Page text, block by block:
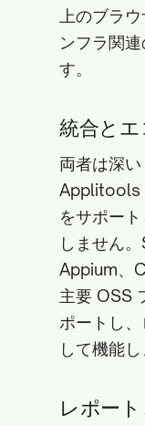
上のブラ
ンフラ関
す。
統合と
両者は深い
Applitools
をサポー
しません
Appium、
主要 OSS
ポートし
して機能し
レポー